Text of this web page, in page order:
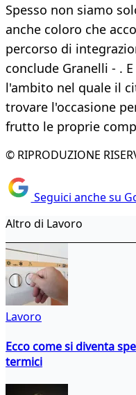
Spesso non siamo
anche coloro che
percorso di
conclude Granelli - .
l'ambito nel quale il
trovare l'occasione
frutto le proprie
© RIPRODUZIONE
Seguici anche su
Altro di Lavoro
Lavoro
Ecco come si diventa
termici